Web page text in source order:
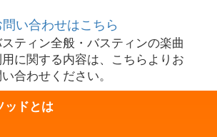
い合わせはこちら
ティン全般・バスティンの楽曲
に関する内容は、こちらよりお
合わせください。
ッドとは